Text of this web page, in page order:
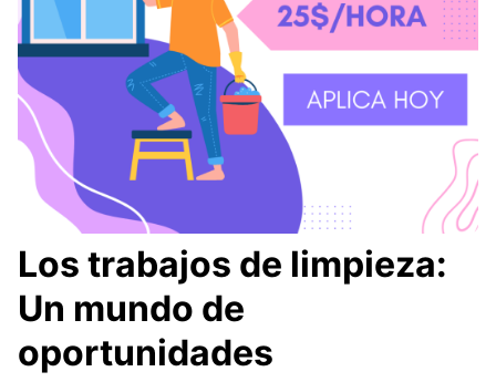
Los trabajos de limpieza:
Un mundo de
oportunidades